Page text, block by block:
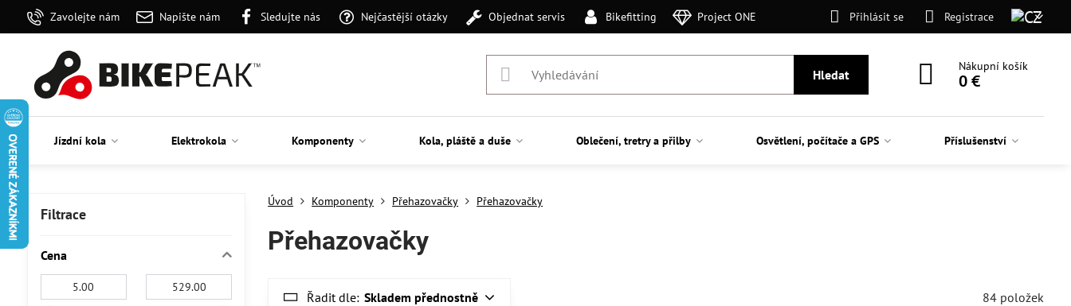
Zavolejte nám Napište nám Sledujte nás Nejčastější otázky Objednat servis Bikefitting Project ONE Přihlásit se Registrace
Hledat
Nákupní košík
0 €
Jízdní kola Elektrokola Komponenty Kola, pláště a duše Oblečení, tretry a přilby Osvětlení, počítače a GPS Příslušenství
Úvod Komponenty Přehazovačky Přehazovačky
Přehazovačky
Řadit dle: Skladem přednostně 84 položek
Filtrace
Cena